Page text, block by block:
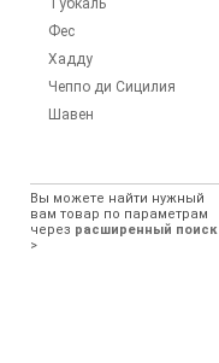
Тубкаль
Фес
Хадду
Чеппо ди Сицилия
Шавен
Вы можете найти нужный
вам товар по параметрам
через расширенный поиск
>